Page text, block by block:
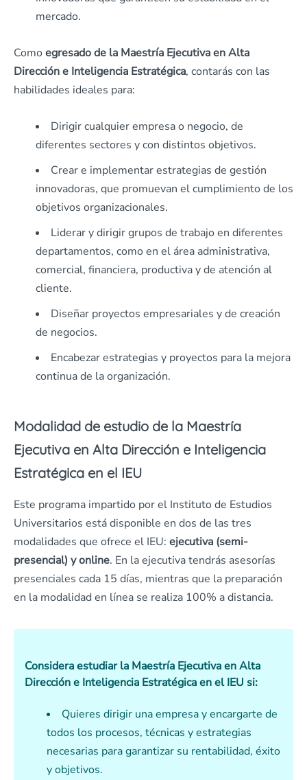
mercado.
Como egresado de la Maestría Ejecutiva en Alta
Dirección e Inteligencia Estratégica, contarás con las
habilidades ideales para:
Dirigir cualquier empresa o negocio, de
diferentes sectores y con distintos objetivos.
Crear e implementar estrategias de gestión
innovadoras, que promuevan el cumplimiento de los
objetivos organizacionales.
Liderar y dirigir grupos de trabajo en diferentes
departamentos, como en el área administrativa,
comercial, financiera, productiva y de atención al
cliente.
Diseñar proyectos empresariales y de creación
de negocios.
Encabezar estrategias y proyectos para la mejora
continua de la organización.
Modalidad de estudio de la Maestría
Ejecutiva en Alta Dirección e Inteligencia
Estratégica en el IEU
Este programa impartido por el Instituto de Estudios
Universitarios está disponible en dos de las tres
modalidades que ofrece el IEU: ejecutiva (semi-
presencial) y online. En la ejecutiva tendrás asesorías
presenciales cada 15 días, mientras que la preparación
en la modalidad en línea se realiza 100% a distancia.
Considera estudiar la Maestría Ejecutiva en Alta
Dirección e Inteligencia Estratégica en el IEU si:
Quieres dirigir una empresa y encargarte de
todos los procesos, técnicas y estrategias
necesarias para garantizar su rentabilidad, éxito
y objetivos.